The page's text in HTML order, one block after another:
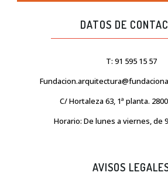
DATOS DE
T: 91 595 15 57
C/ Hortaleza 63, 1ª planta.
Horario: De lunes a viernes, de
AVISOS